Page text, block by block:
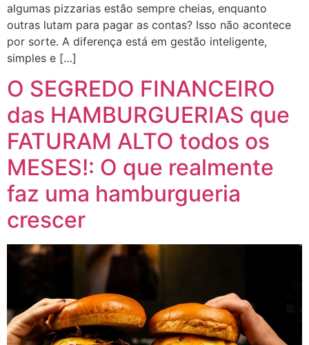
algumas pizzarias estão sempre cheias, enquanto
outras lutam para pagar as contas? Isso não acontece
por sorte. A diferença está em gestão inteligente,
simples e […]
O SEGREDO FINANCEIRO
das HAMBURGUERIAS que
FATURAM ALTO todos os
MESES!: O que realmente
faz uma hamburgueria
crescer